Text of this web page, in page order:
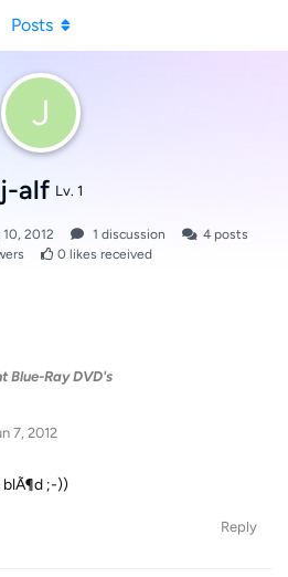
J
j-alf Lv. 1
10, 2012 1 discussion 4posts
0 likes received
Posts
Blue-Ray DVD's
7, 2012
;-))
Reply